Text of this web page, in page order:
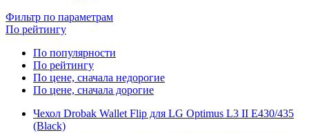
Фильтр по параметрам
По рейтингу
По популярности
По рейтингу
По цене, сначала недорогие
По цене, сначала дорогие
Чехол Drobak Wallet Flip для LG Optimus L3 II E430/435
(Black)